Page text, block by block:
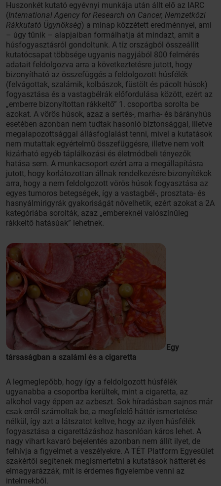
Huszonkét kutató egyévnyi munkája után állt elő az IARC
(International Agency for Research on Cancer, Nemzetközi
Rákkutató Ügynökség) a minap közzétett eredménnyel, ami
– úgy tűnik – alapjaiban formálhatja át mindazt, amit a
húsfogyasztásról gondoltunk. A tíz országból összeállít
kutatócsapat többsége ugyanis nagyjából 800 felmérés
adatait feldolgozva arra a következtetésre jutott, hogy
bizonyítható az összefüggés a feldolgozott húsfélék
(felvágottak, szalámik, kolbászok, füstölt és pácolt húsok)
fogyasztása és a vastagbélrák előfordulása között, ezért az
„emberre bizonyítottan rákkeltő” 1. csoportba sorolta be
azokat. A vörös húsok, azaz a sertés-, marha- és bárányhús
esetében azonban nem tudtak hasonló biztonsággal, illetve
megalapozottsággal állásfoglalást tenni, mivel a kutatások
nem mutattak egyértelmű összefüggésre, illetve nem volt
kizárható egyéb táplálkozási és életmódbeli tényezők
hatása sem. A munkacsoport ezért arra a megállapításra
jutott, hogy korlátozottan állnak rendelkezésre bizonyítékok
arra, hogy a nem feldolgozott vörös húsok fogyasztása az
egyes tumoros betegségek, így a vastagbél-, prosztata- és
hasnyálmirigyrák gyakoriságát növelhetik, ezért azokat a 2A
kategóriába sorolták, azaz „embereknél valószínűleg
rákkeltő hatásúak” lehetnek.
Egy
társaságban a szalámi és a cigaretta
A legmeglepőbb, hogy így a feldolgozott húsfélék
ugyanabba a csoportba kerültek, mint a cigaretta, az
alkohol vagy éppen az azbeszt. Sok híradásban sajnos már
csak erről számoltak be, a megfelelő háttér ismertetése
nélkül, így azt a látszatot keltve, hogy az ilyen húsfélék
fogyasztása a cigarettázáshoz hasonlóan káros lehet. A
nagy vihart kavaró bejelentés azonban nem állít ilyet, de
felhívja a figyelmet a veszélyekre. A TÉT Platform Egyesület
szakértői segítenek megismertetni a kutatások hátterét és
elmagyarázzák, mit is érdemes figyelembe venni az
intelmekből.